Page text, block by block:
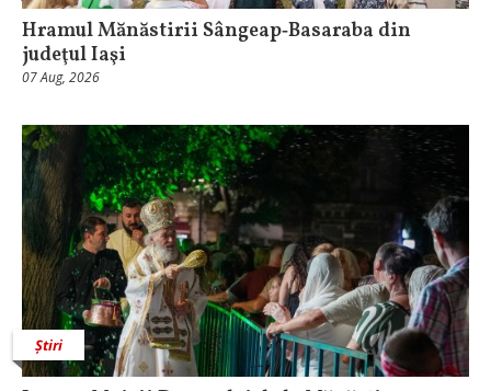
Hramul Mănăstirii Sângeap‑Basaraba din
judeţul Iaşi
07 Aug, 2026
Știri